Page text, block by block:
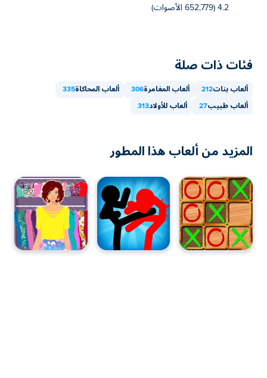
4.2 (652,779 الأصوات)
فئات ذات صلة
ألعاب بنات212 ألعاب المغامرة306 ألعاب المحاكاة335
ألعاب طبيب27 ألعاب للأولاد313
المزيد من ألعاب هذا المطور